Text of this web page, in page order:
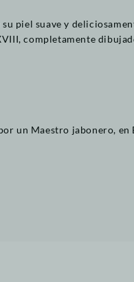
piel suave y
completamente
un Maestro jabonero, en